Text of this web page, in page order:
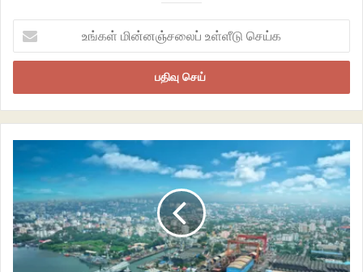
ஆடத்தான் செய்கிறது
படுக்கையில்
என எப்பொழுதும்
அசைந்துகொண்டே
இருக்கிறார்கள்
அசையாமலிருந்து
கடவுளாவதைத்
தவிர்க்கிறார்கள்போல.
மின்னஞ்சலைப்
உள்ளீடு